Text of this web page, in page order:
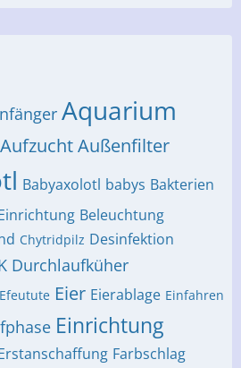
Aquarium
AufzuchtAußenfilter
Babyaxolotl babys Bakterien
Beleuchtung
Chytridpilz Desinfektion
Durchlaufküher
Efeutute Eier Eierablage Einfahren
Einrichtung
Farbschlag